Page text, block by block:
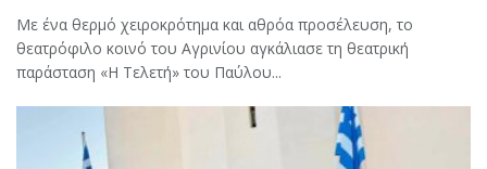
Με ένα θερμό χειροκρότημα και αθρόα προσέλευση, το
θεατρόφιλο κοινό του Αγρινίου αγκάλιασε τη θεατρική
παράσταση «Η Τελετή» του Παύλου...